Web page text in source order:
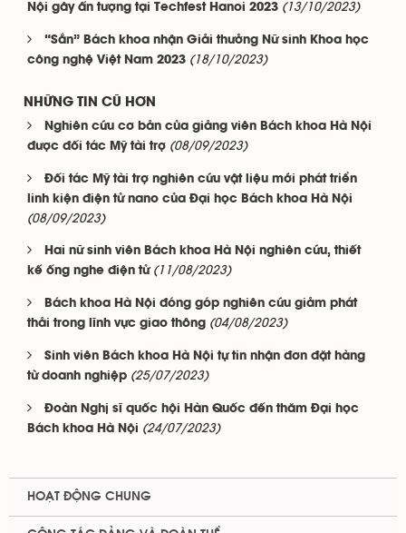
Nội gây ấn tượng tại Techfest Hanoi 2023 (13/10/2023)
“Sắn” Bách khoa nhận Giải thưởng Nữ sinh Khoa học
công nghệ Việt Nam 2023 (18/10/2023)
NHỮNG TIN CŨ HƠN
Nghiên cứu cơ bản của giảng viên Bách khoa Hà Nội
được đối tác Mỹ tài trợ (08/09/2023)
Đối tác Mỹ tài trợ nghiên cứu vật liệu mới phát triển
linh kiện điện tử nano của Đại học Bách khoa Hà Nội
(08/09/2023)
Hai nữ sinh viên Bách khoa Hà Nội nghiên cứu, thiết
kế ống nghe điện tử (11/08/2023)
Bách khoa Hà Nội đóng góp nghiên cứu giảm phát
thải trong lĩnh vực giao thông (04/08/2023)
Sinh viên Bách khoa Hà Nội tự tin nhận đơn đặt hàng
từ doanh nghiệp (25/07/2023)
Đoàn Nghị sĩ quốc hội Hàn Quốc đến thăm Đại học
Bách khoa Hà Nội (24/07/2023)
HOẠT ĐỘNG CHUNG